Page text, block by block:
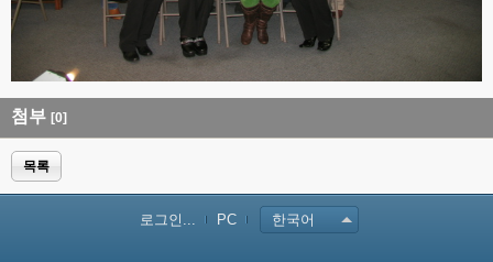
첨부 [0]
목록
로그인... PC 한국어